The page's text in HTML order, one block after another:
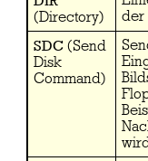
(Directory)
der
SDC (Send
Disk
Command)